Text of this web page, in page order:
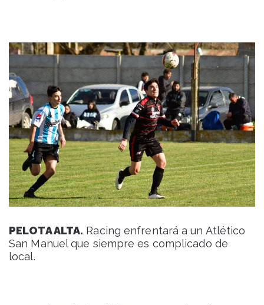
PELOTA ALTA. Racing enfrentará a un Atlético
San Manuel que siempre es complicado de
local.